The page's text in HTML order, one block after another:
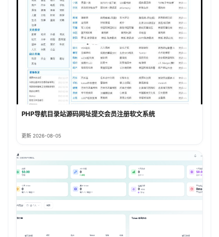
PHP导航目录站源码网址提交会员注册软文系统
更新 2026-08-05